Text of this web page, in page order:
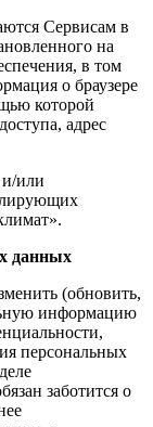
Сервисам в
на
в том
о браузере
которой
адрес
и/или
данных
(обновить,
информацию
персональных
заботится о